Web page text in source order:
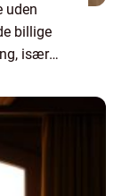
uden
billige
især